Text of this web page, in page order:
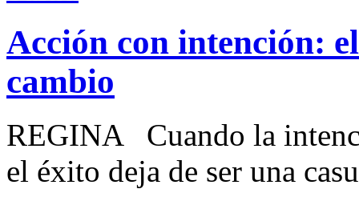
Acción con intención:
cambio
REGINA Cuando la
el éxito deja de ser una